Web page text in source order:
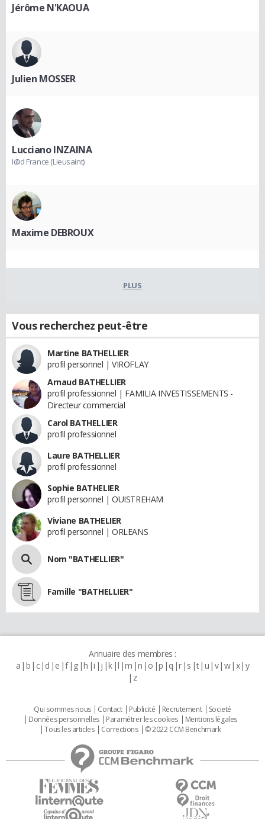
Jérôme N'KAOUA
Julien MOSSER
Lucciano INZAINA
I@d France (Lieusaint)
Maxime DEBROUX
PLUS
Vous recherchez peut-être
Martine BATHELLIER
profil personnel | VIROFLAY
Arnaud BATHELLIER
profil professionnel | FAMILIA INVESTISSEMENTS -
Directeur commercial
Carol BATHELLIER
profil professionnel
Laure BATHELLIER
profil professionnel
Sophie BATHELIER
profil personnel | OUISTREHAM
Viviane BATHELIER
profil personnel | ORLEANS
Nom "BATHELLIER"
Famille "BATHELLIER"
Annuaire des membres :
a b c d e f g h i j k l m n o p q r s t u v w x y
z
Qui sommes nous Contact Publicité Recrutement
Societé
Données personnelles
Paramétrer les cookies
Mentions légales
Tous les articles
Corrections © 2022 CCM Benchmark